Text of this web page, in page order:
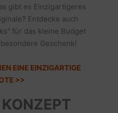
gibt es Einzigartigeres
Entdecke auch
für das kleine Budget
Geschenk!
EINE EINZIGARTIGE
>>